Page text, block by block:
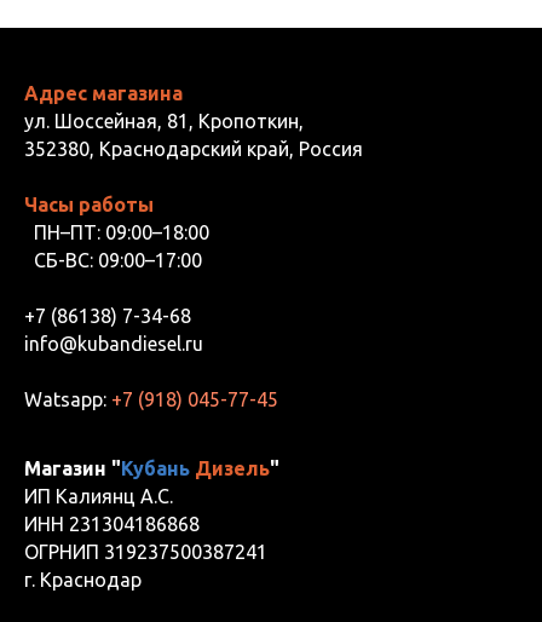
Адрес магазина
ул. Шоссейная, 81, Кропоткин,
352380, Краснодарский край, Россия
Часы работы
ПН–ПТ: 09:00–18:00
СБ-ВС: 09:00–17:00
+7 (86138) 7-34-68
info@kubandiesel.ru
Watsapp: +7 (918) 045-77-45
Магазин "Кубань Дизель"
ИП Калиянц А.С.
ИНН 231304186868
ОГРНИП 319237500387241
г. Краснодар